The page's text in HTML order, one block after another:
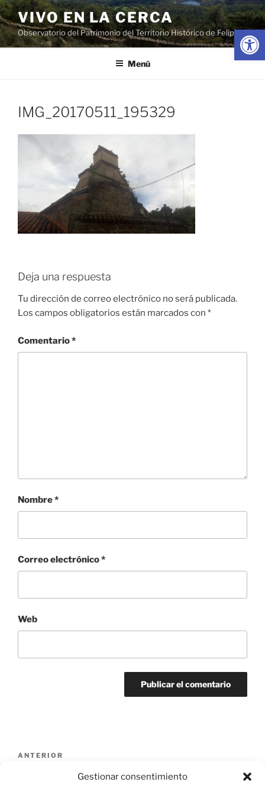
Abrir
Gestionar consentimiento
Saltar
al
contenido
VIVO EN LA CERCA
Observatorio del Patrimonio del Territorio Histórico de Felipe II
Menú
IMG_20170511_195329
Deja una respuesta
Tu dirección de correo electrónico no será publicada.
Los campos obligatorios están marcados con *
Comentario*
Nombre*
Correo electrónico*
Web
Entrada
ANTERIOR
IMG_20170511_195329